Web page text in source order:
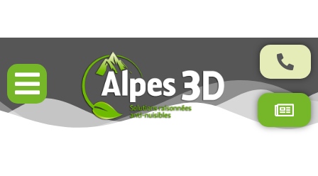
Résultats garantis par contrat